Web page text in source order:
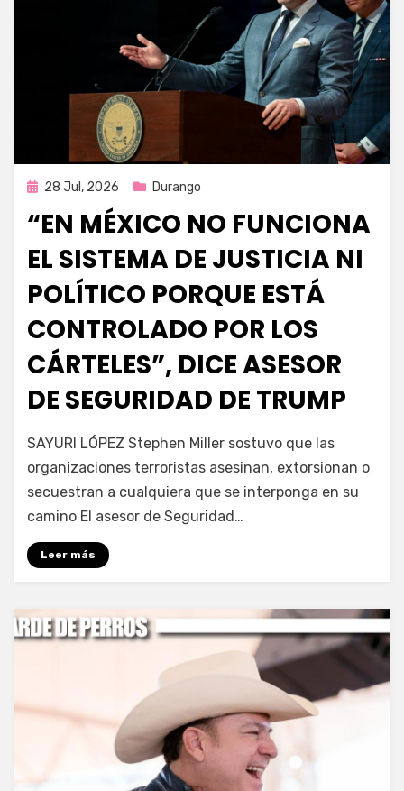
Publicada
28 Jul, 2026 Durango
“EN MÉXICO NO FUNCIONA
EL SISTEMA DE JUSTICIA NI
POLÍTICO PORQUE ESTÁ
CONTROLADO POR LOS
CÁRTELES”, DICE ASESOR
DE SEGURIDAD DE TRUMP
porFernando Miranda Servín
SAYURI LÓPEZ Stephen Miller sostuvo que las
organizaciones terroristas asesinan, extorsionan o
secuestran a cualquiera que se interponga en su
camino El asesor de Seguridad…
Leer más